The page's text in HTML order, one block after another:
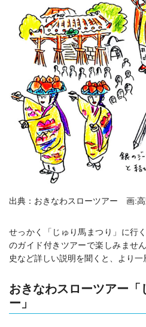
出典：おきなわスローツアー 画:
せっかく「じゅり馬まつり」に行
のガイド付きツアーで楽しみませ
史など詳しい説明を聞くと、より一
おきなわスローツアー「
ー」